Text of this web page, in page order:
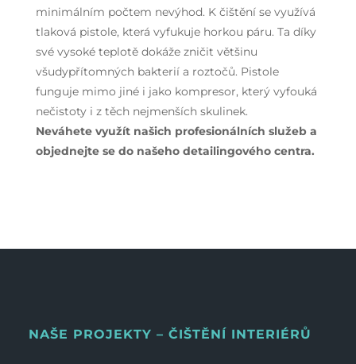
minimálním počtem nevýhod. K čištění se využívá
tlaková pistole, která vyfukuje horkou páru. Ta díky
své vysoké teplotě dokáže zničit většinu
všudypřítomných bakterií a roztočů. Pistole
funguje mimo jiné i jako kompresor, který vyfouká
nečistoty i z těch nejmenších skulinek.
Neváhete využít našich profesionálních služeb a
objednejte se do našeho detailingového centra.
NAŠE PROJEKTY – ČIŠTĚNÍ INTERIÉRŮ